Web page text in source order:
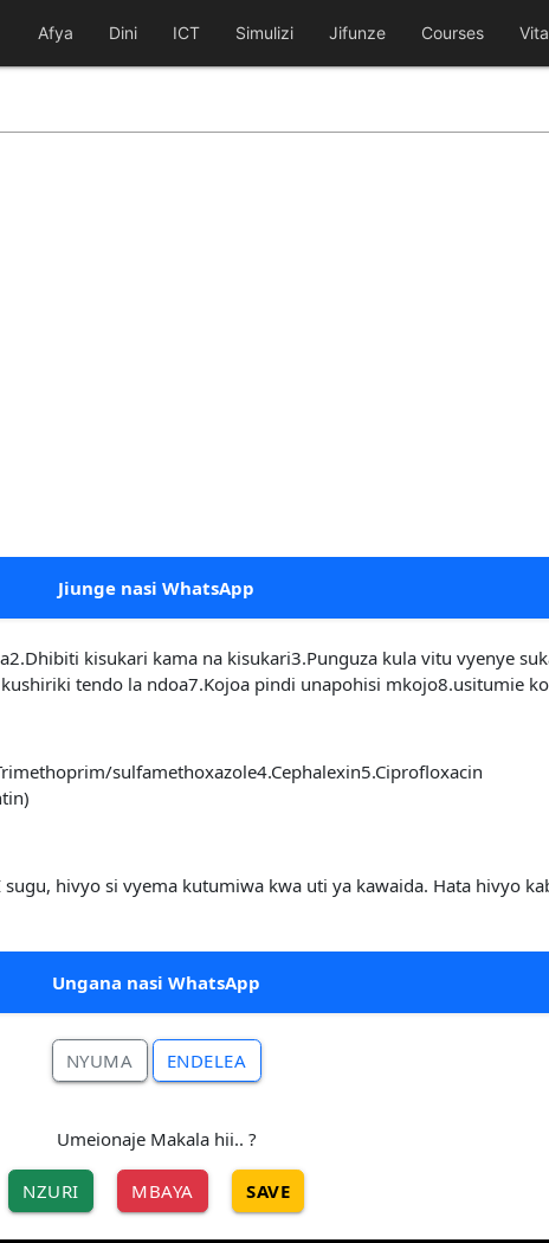
Afya Dini ICT Simulizi Jifunze Courses
Jiunge nasi WhatsApp
kisukari kama na kisukari3.Punguza kula vitu vyenye
tendo la ndoa7.Kojoa pindi unapohisi mkojo8.usitumie
sulfamethoxazole4.Cephalexin5.Ciprofloxacin
hivyo si vyema kutumiwa kwa uti ya kawaida. Hata hivyo
Ungana nasi WhatsApp
NYUMA ENDELEA
Umeionaje Makala hii.. ?
NZURI MBAYA SAVE